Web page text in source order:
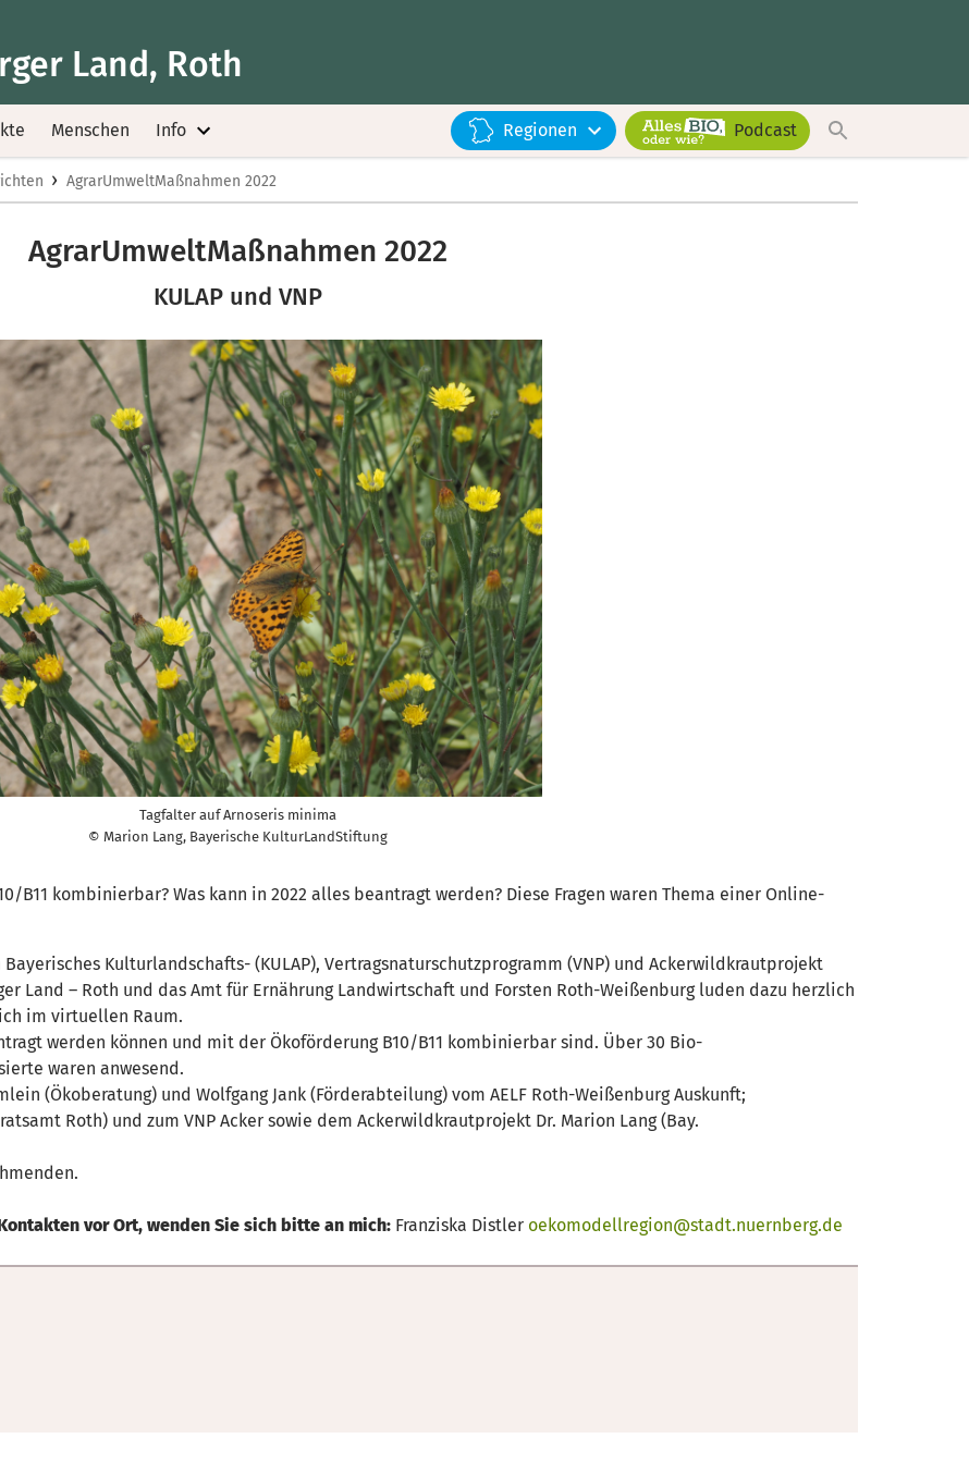
Land, Roth
Menschen Info Regionen Podcast
› AgrarUmweltMaßnahmen 2022
AgrarUmweltMaßnahmen 2022
KULAP und VNP
Tagfalter auf Arnoseris minima
© Marion Lang, Bayerische KulturLandStiftung
B11 kombinierbar? Was kann in 2022 alles beantragt werden? Diese Fragen waren Thema einer Online-
Kulturlandschafts- (KULAP), Vertragsnaturschutzprogramm (VNP) und Ackerwildkrautprojekt
Land – Roth und das Amt für Ernährung Landwirtschaft und Forsten Roth-Weißenburg luden dazu herzlich
im virtuellen Raum.
werden können und mit der Ökoförderung B10/B11 kombinierbar sind. Über 30 Bio-
waren anwesend.
(Ökoberatung) und Wolfgang Jank (Förderabteilung) vom AELF Roth-Weißenburg Auskunft;
Roth) und zum VNP Acker sowie dem Ackerwildkrautprojekt Dr. Marion Lang (Bay.
vor Ort, wenden Sie sich bitte an mich: Franziska Distler oekomodellregion@stadt.nuernberg.de